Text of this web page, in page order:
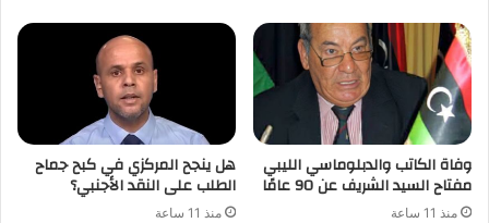
وفاة الكاتب والدبلوماسي الليبي
مفتاح السيد الشريف عن 90 عامًا
منذ 11 ساعة
هل ينجح المركزي في كبح جماح
الطلب على النقد الأجنبي؟
منذ 11 ساعة